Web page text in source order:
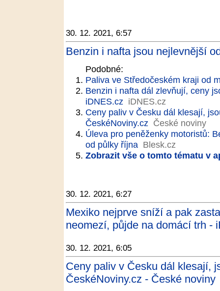
30. 12. 2021, 6:57
Benzin i nafta jsou nejlevnější
Podobné:
Paliva ve Středočeském kraji od
Benzin i nafta dál zlevňují, ceny
iDNES.cz iDNES.cz
Ceny paliv v Česku dál klesají,
ČeskéNoviny.cz České noviny
Úleva pro peněženky motoristů:
od půlky října Blesk.cz
Zobrazit vše o tomto tématu v
30. 12. 2021, 6:27
Mexiko nejprve sníží a pak
neomezí, půjde na domácí trh -
30. 12. 2021, 6:05
Ceny paliv v Česku dál klesají,
ČeskéNoviny.cz - České noviny